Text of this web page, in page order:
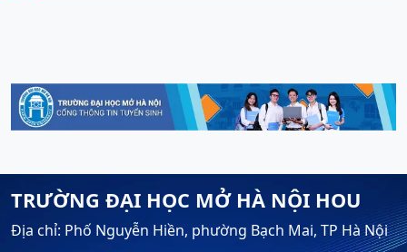
TRƯỜNG ĐẠI HỌC MỞ HÀ NỘI HOU
Địa chỉ: Phố Nguyễn Hiền, phường Bạch Mai, TP Hà Nội